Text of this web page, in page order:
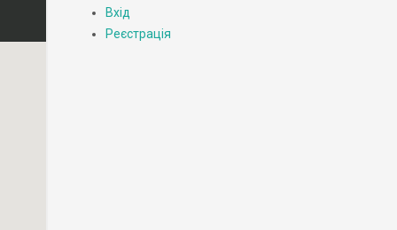
Вхід
Реєстрація